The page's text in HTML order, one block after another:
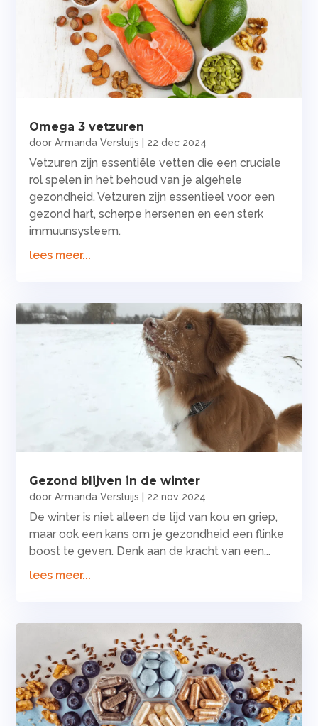
Omega 3 vetzuren
doorArmanda Versluijs 22 dec 2024
Vetzuren zijn essentiële vetten die een cruciale
rol spelen in het behoud van je algehele
gezondheid. Vetzuren zijn essentieel voor een
gezond hart, scherpe hersenen en een sterk
immuunsysteem.
lees meer...
Gezond blijven in de winter
doorArmanda Versluijs 22 nov 2024
De winter is niet alleen de tijd van kou en griep,
maar ook een kans om je gezondheid een flinke
boost te geven. Denk aan de kracht van een...
lees meer...